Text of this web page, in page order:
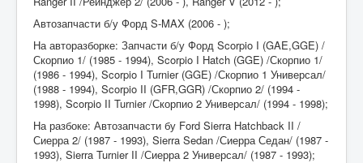
Автозапчасти б/у Форд S-MAX (2006 - );
На авторазборке: Запчасти б/у Форд Scorpio I (GAE,GGE) /
Скорпио 1/ (1985 - 1994), Scorpio I Hatch (GGE) /Скорпио 1/
(1986 - 1994), Scorpio I Turnier (GGE) /Скорпио 1 Универсал/
(1988 - 1994), Scorpio II (GFR,GGR) /Скорпио 2/ (1994 -
1998), Scorpio II Turnier /Скорпио 2 Универсал/ (1994 - 1998);
На разбоке: Автозапчасти бу Ford Sierra Hatchback II /
Сиерра 2/ (1987 - 1993), Sierra Sedan /Сиерра Седан/ (1987 -
1993), Sierra Turnier II /Сиерра 2 Универсал/ (1987 - 1993);